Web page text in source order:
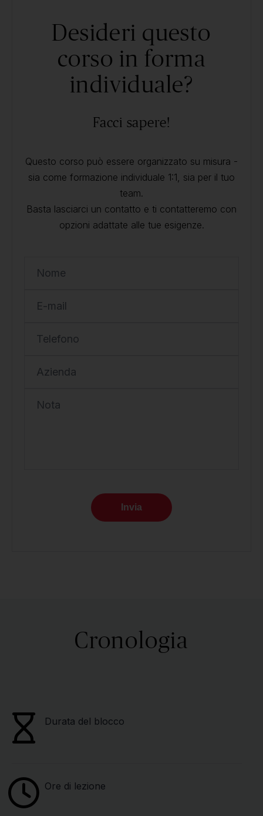
Desideri questo
corso in forma
individuale?
Facci sapere!
Questo corso può essere organizzato su misura -
sia come formazione individuale 1:1, sia per il tuo
team.
Basta lasciarci un contatto e ti contatteremo con
opzioni adattate alle tue esigenze.
Nome
E-mail
Telefono
Azienda
Nota
Invia
Cronologia
Durata del blocco
Ore di lezione